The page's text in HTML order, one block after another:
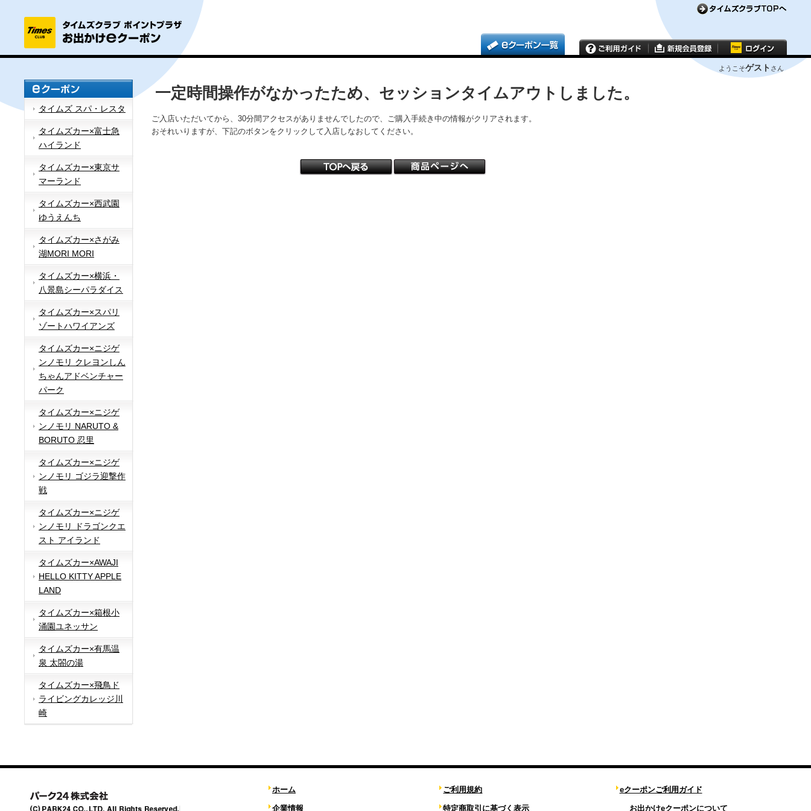
ようこそゲスト さん
タイムズ スパ・レスタ
タイムズカー×富士急
ハイランド
タイムズカー×東京サ
マーランド
タイムズカー×西武園
ゆうえんち
タイムズカー×さがみ
湖MORI MORI
タイムズカー×横浜・
八景島シーパラダイス
タイムズカー×スパリ
ゾートハワイアンズ
タイムズカー×ニジゲ
ンノモリ クレヨンしん
ちゃんアドベンチャー
パーク
タイムズカー×ニジゲ
ンノモリ NARUTO &
BORUTO 忍里
タイムズカー×ニジゲ
ンノモリ ゴジラ迎撃作
戦
タイムズカー×ニジゲ
ンノモリ ドラゴンクエ
スト アイランド
タイムズカー×AWAJI
HELLO KITTY APPLE
LAND
タイムズカー×箱根小
涌園ユネッサン
タイムズカー×有馬温
泉 太閤の湯
タイムズカー×飛鳥ド
ライビングカレッジ川
崎
一定時間操作がなかったため、セッションタイムアウトしました。
ご入店いただいてから、30分間アクセスがありませんでしたので、ご購入手続き中の情報がクリアされます。
おそれいりますが、下記のボタンをクリックして入店しなおしてください。
ホーム
企業情報
ご利用規約
特定商取引に基づく表示
eクーポンご利用ガイド
お出かけeクーポンについて